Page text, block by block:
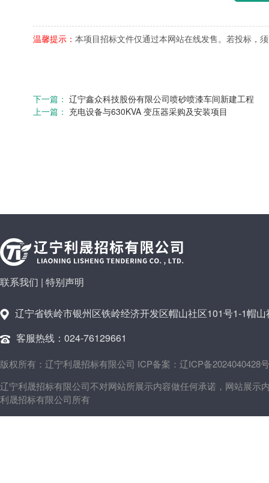
温馨提示： 本项目招标文件仅通过本网站在线发售。若投标，
下一篇： 辽宁鑫众科技股份有限公司喷砂喷漆车间新建工程
上一篇： 充电设备与630KVA 变压器采购及安装项目
联系我们 | 特别声明
辽宁省铁岭市银州区铁岭经济开发区帽山社区101号1-1帽
客服热线：024-76129661
版权所有：辽宁利晟招标有限公司 ICP备案：辽ICP备2024040428
辽宁利晟招标有限公司不对网站所展示内容做任何承诺，网站展示
利晟招标有限公司所有